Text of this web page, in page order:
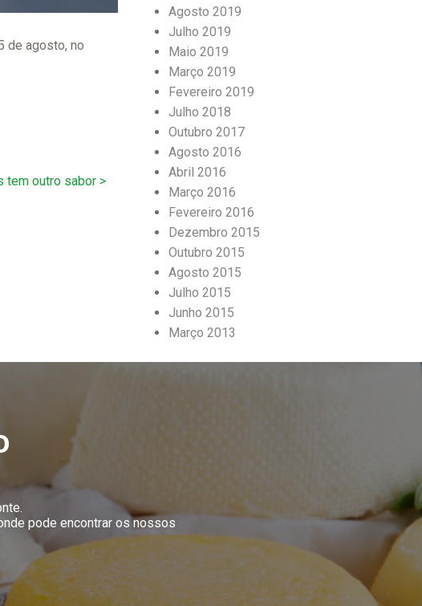
de agosto, no
tem outro sabor >
Agosto 2019
Julho 2019
Maio 2019
Março 2019
Fevereiro 2019
Julho 2018
Outubro 2017
Agosto 2016
Abril 2016
Março 2016
Fevereiro 2016
Dezembro 2015
Outubro 2015
Agosto 2015
Julho 2015
Junho 2015
Março 2013
pode encontrar os nossos